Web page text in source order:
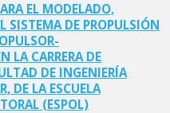
EL MODELADO,
DE PROPULSIÓN
LA CARRERA DE
DE INGENIERÍA
DE LA ESCUELA
(ESPOL)